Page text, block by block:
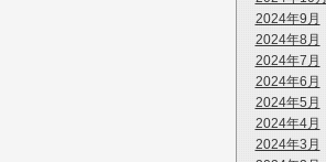
2024年9月
2024年8月
2024年7月
2024年6月
2024年5月
2024年4月
2024年3月